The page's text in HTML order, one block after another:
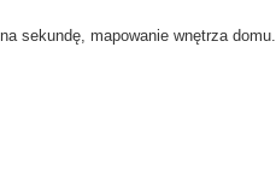
sekundę, mapowanie wnętrza domu.